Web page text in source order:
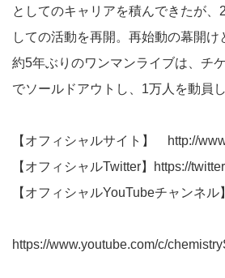
としてのキャリアを積んできたが、
しての活動を再開。再始動の幕開け
約5年ぶりのワンマンライブは、チ
でソールドアウトし、1万人を動員し
【オフィシャルサイト】
http://
【オフィシャルTwitter】
https://
【オフィシャルYouTubeチャンネル】
https://www.youtube.com/c/